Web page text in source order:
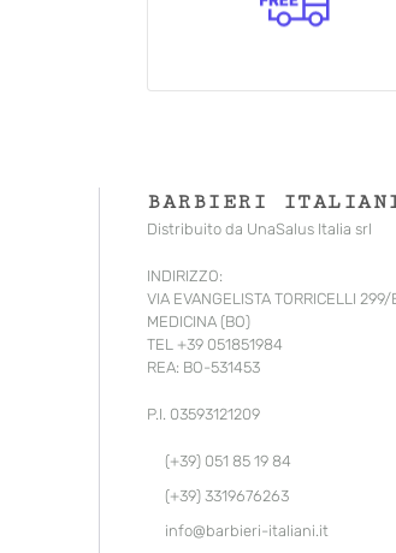
BARBIERI
Distribuito da UnaSalus Italia srl
INDIRIZZO:
VIA EVANGELISTA TORRICELLI
MEDICINA (BO)
TEL +39 051851984
REA: BO-531453
P.I. 03593121209
(+39) 051 85 19 84
(+39) 3319676263
info@barbieri-italiani.it